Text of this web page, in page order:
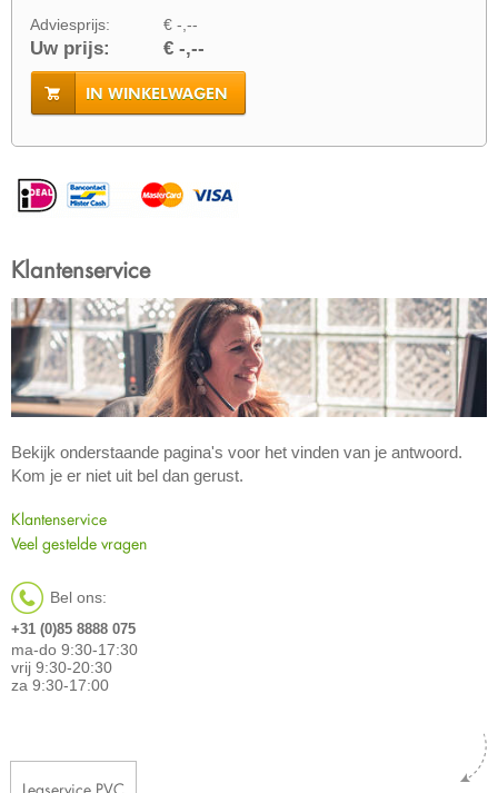
Adviesprijs: € -,--
Uw prijs: € -,--
IN WINKELWAGEN
Klantenservice
Bekijk onderstaande pagina's voor het vinden van je antwoord.
Kom je er niet uit bel dan gerust.
Klantenservice
Veel gestelde vragen
Bel ons:
+31 (0)85 8888 075
ma-do 9:30-17:30
vrij 9:30-20:30
za 9:30-17:00
Legservice PVC